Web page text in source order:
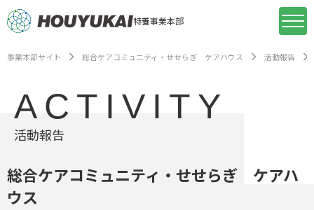
特養事業本部
事業本部サイト 総合ケアコミュニティ・せせらぎ ケアハウス 活動報告
ACTIVITY
活動報告
総合ケアコミュニティ・せせらぎ ケアハ
ウス